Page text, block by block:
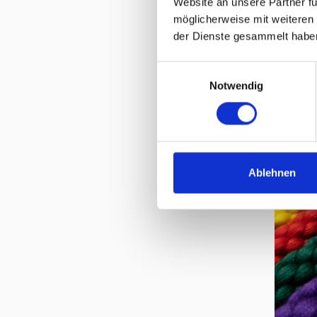
möglicherweise mit
der Dienste gesammelt
Notwendig
Ablehnen
300